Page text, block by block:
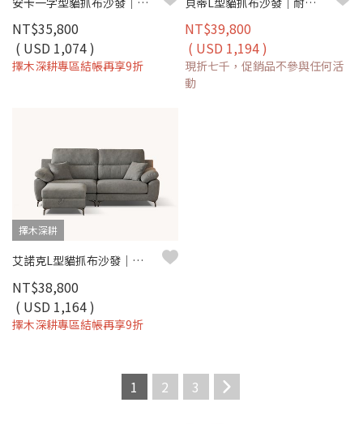
NT$35,800
( USD 1,074 )
擇木深耕專區結帳再享9折
NT$39,800
( USD 1,194 )
現折七千，促銷品不參與任何活
動
擇木深耕
艾諾克L型貓抓布沙發｜荷御極緻貓抓布 × 收納腳椅 × 可拆洗布套 – 擇木深耕
NT$38,800
( USD 1,164 )
擇木深耕專區結帳再享9折
1 2 3